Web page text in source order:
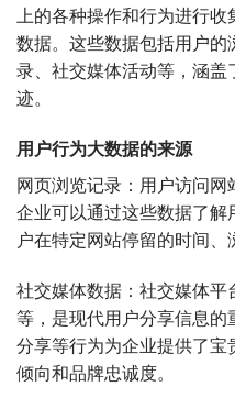
上的各种操作和行为进行
数据。这些数据包括用户的
录、社交媒体活动等，涵盖
迹。
用户行为大数据的来源
网页浏览记录：用户访问网
企业可以通过这些数据了解
户在特定网站停留的时间、
社交媒体数据：社交媒体平
等，是现代用户分享信息的
分享等行为为企业提供了宝
倾向和品牌忠诚度。